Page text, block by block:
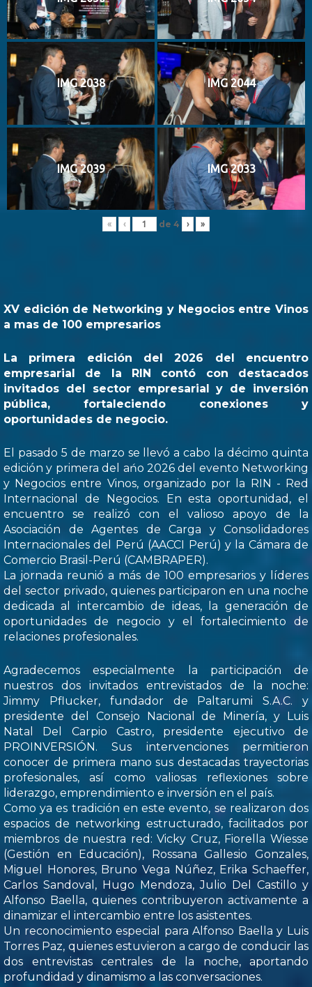
IMG 2038 IMG 2044
IMG 2039 IMG 2033
« ‹ de 4 › »
XV edición de Networking y Negocios entre Vinos
a mas de 100 empresarios
La primera edición del 2026 del encuentro
empresarial de la RIN contó con destacados
invitados del sector empresarial y de inversión
pública, fortaleciendo conexiones y
oportunidades de negocio.
El pasado 5 de marzo se llevó a cabo la décimo quinta
edición y primera del ańo 2026 del evento Networking
y Negocios entre Vinos, organizado por la RIN - Red
Internacional de Negocios. En esta oportunidad, el
encuentro se realizó con el valioso apoyo de la
Asociación de Agentes de Carga y Consolidadores
Internacionales del Perú (AACCI Perú) y la Cámara de
Comercio Brasil-Perú (CAMBRAPER).
La jornada reunió a más de 100 empresarios y líderes
del sector privado, quienes participaron en una noche
dedicada al intercambio de ideas, la generación de
oportunidades de negocio y el fortalecimiento de
relaciones profesionales.
Agradecemos especialmente la participación de
nuestros dos invitados entrevistados de la noche:
Jimmy Pflucker, fundador de Paltarumi S.A.C. y
presidente del Consejo Nacional de Minería, y Luis
Natal Del Carpio Castro, presidente ejecutivo de
PROINVERSIÓN. Sus intervenciones permitieron
conocer de primera mano sus destacadas trayectorias
profesionales, así como valiosas reflexiones sobre
liderazgo, emprendimiento e inversión en el país.
Como ya es tradición en este evento, se realizaron dos
espacios de networking estructurado, facilitados por
miembros de nuestra red: Vicky Cruz, Fiorella Wiesse
(Gestión en Educación), Rossana Gallesio Gonzales,
Miguel Honores, Bruno Vega Núñez, Erika Schaeffer,
Carlos Sandoval, Hugo Mendoza, Julio Del Castillo y
Alfonso Baella, quienes contribuyeron activamente a
dinamizar el intercambio entre los asistentes.
Un reconocimiento especial para Alfonso Baella y Luis
Torres Paz, quienes estuvieron a cargo de conducir las
dos entrevistas centrales de la noche, aportando
profundidad y dinamismo a las conversaciones.